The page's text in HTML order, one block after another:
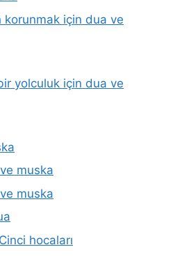
için dua ve
yolculuk için dua ve
muska
muska
hocaları